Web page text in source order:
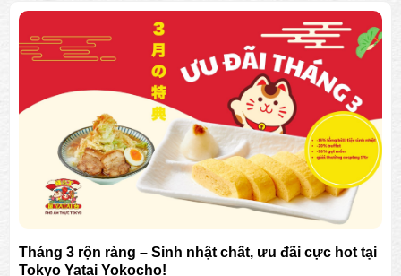
Tháng 3 rộn ràng – Sinh nhật chất, ưu đãi cực hot tại
Tokyo Yatai Yokocho!